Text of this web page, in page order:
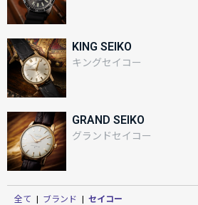
KING SEIKO
キングセイコー
GRAND SEIKO
グランドセイコー
全て ブランド セイコー